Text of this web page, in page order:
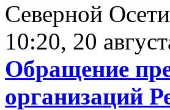
Северной
10:20, 20
Обращение
организаций